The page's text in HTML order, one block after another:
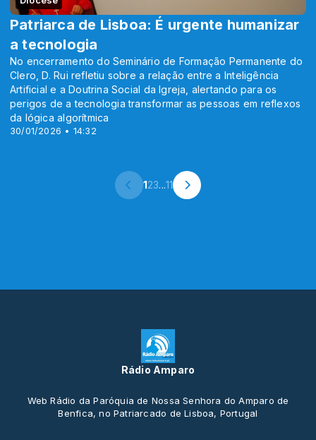
30/01/2026 • 14:32
Patriarca de Lisboa: É urgente humanizar
a tecnologia
No encerramento do Seminário de Formação Permanente do
Clero, D. Rui refletiu sobre a relação entre a Inteligência
Artificial e a Doutrina Social da Igreja, alertando para os
perigos de a tecnologia transformar as pessoas em reflexos
da lógica algorítmica
123...11
Rádio Amparo
Web Rádio da Paróquia de Nossa Senhora do Amparo de
Benfica, no Patriarcado de Lisboa, Portugal